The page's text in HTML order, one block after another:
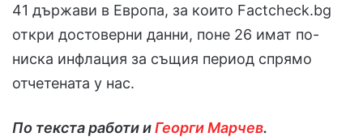
41 държави в Европа, за които Factcheck.bg
откри достоверни данни, поне 26 имат по-
ниска инфлация за същия период спрямо
отчетената у нас.
По текста работи иГеорги Марчев.